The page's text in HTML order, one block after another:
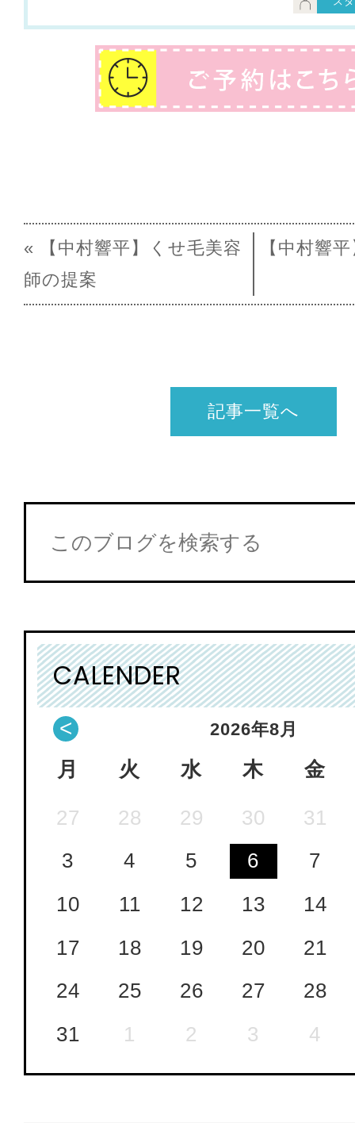
« 【中村響平】くせ毛美容
師の提案
【中村響
記事一覧へ
CALENDER
2026年8月
<
月 火 水 木 金
27 28 29 30
31
3
4 5 6
7
10
11 12 13
14
17
18 19 20
21
24
25 26 27
28
31
1 2 3 4